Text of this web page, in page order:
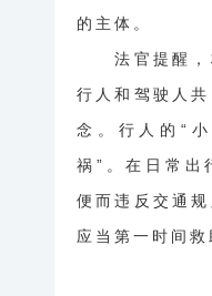
的主体。
法官提醒，
行人和驾驶人
念。行人的“
祸”。在日常出
便而违反交通
应当第一时间救